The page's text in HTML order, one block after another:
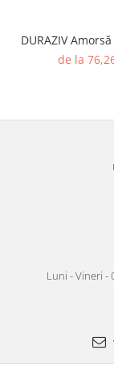
DURAZIV
de la
Luni - Vineri -